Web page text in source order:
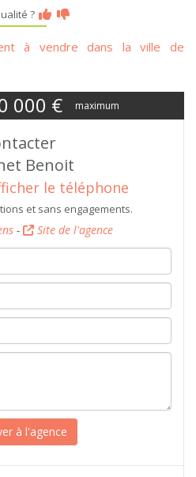
?
à vendre dans la ville de
000 € maximum
Benoit
le téléphone
et sans engagements.
- Site de l'agence